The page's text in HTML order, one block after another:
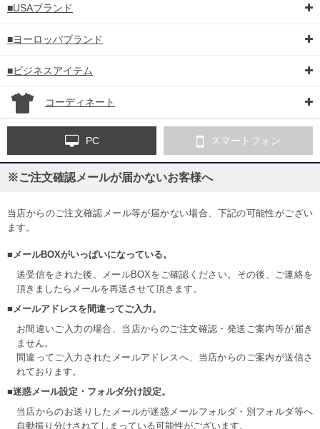
■USAブランド
■ヨーロッパブランド
■ビジネスアイテム
コーディネート
PC スマートフォン
※ご注文確認メールが届かないお客様へ
当店からのご注文確認メール等が届かない場合、下記の可能性がござい
ます。
■メールBOXがいっぱいになっている。
送受信をされた後、メールBOXをご確認ください。その後、ご連絡を
頂きましたらメールを再送させて頂きます。
■メールアドレスを間違ってご入力。
お間違いご入力の場合、当店からのご注文確認・発送ご案内等が届き
ません。
間違ってご入力されたメールアドレスへ、当店からのご案内が送信さ
れております。
■迷惑メール設定・フォルダ分け設定。
当店からのお送りしたメールが迷惑メールフォルダ・別フォルダ等へ
自動振り分けされてしまっている可能性がございます。